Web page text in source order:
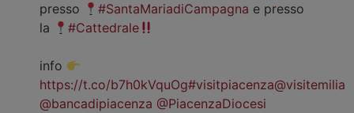
presso
#SantaMariadiCampagna e presso
la
#Cattedrale
info
https://t.co/b7h0kVquOg#visitpiacenza@visitemilia
@bancadipiacenza @PiacenzaDiocesi